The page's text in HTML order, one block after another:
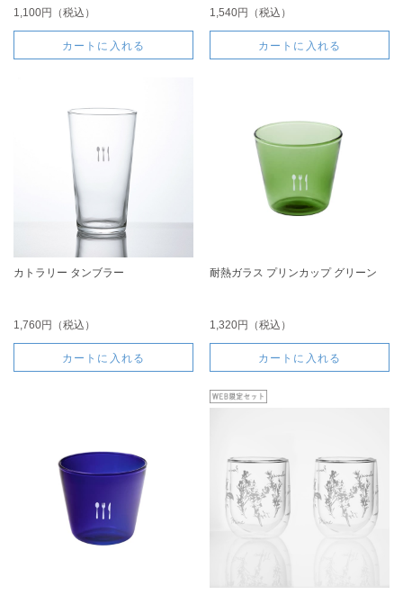
1,100円（税込）
カートに入れる
1,540円（税込）
カートに入れる
カトラリー タンブラー
1,760円（税込）
カートに入れる
耐熱ガラス プリンカップ グリーン
1,320円（税込）
カートに入れる